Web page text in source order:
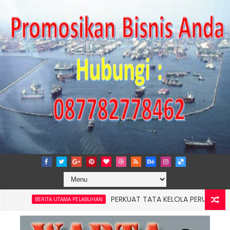
BERITA UTAMA PELABUHAN PERKUAT TATA KELOLA PERUSAHAAN,